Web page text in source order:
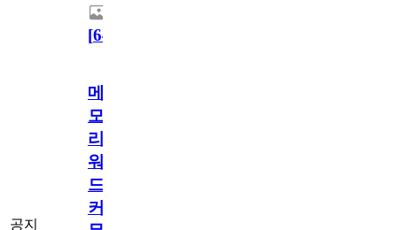
[64
공지
메
모
리
워
드
커